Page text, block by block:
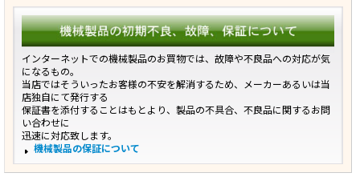
インターネットでの機械製品のお買物では、故障や不良品への対応が気
になるもの。
当店ではそういったお客様の不安を解消するため、メーカーあるいは当
店独自にて発行する
保証書を添付することはもとより、製品の不具合、不良品に関するお問
い合わせに
迅速に対応致します。
機械製品の保証について